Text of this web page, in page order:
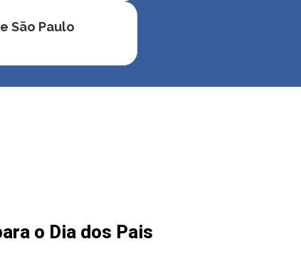
São Paulo
o Dia dos Pais